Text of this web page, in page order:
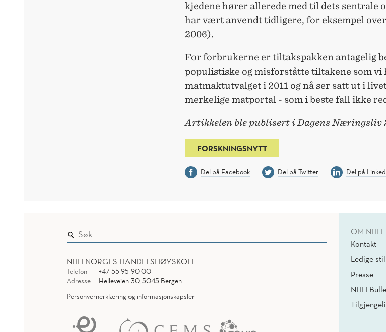
kjedene hører allerede med til dets sentrale
har vært anvendt tidligere, for eksempel
2006).
For forbrukerne er tiltakspakken antagelig
populistiske og misforståtte tiltakene som vi
matmaktutvalget i 2011 og nå ser satt ut i
merkelige matportal - som i beste fall ikke
Artikkelen ble publisert i Dagens Næringsliv
FORSKNINGSNYTT
Del på Facebook Del på Twitter Del på
NHH NORGES HANDELSHØYSKOLE
Telefon
+47 55 95 90 00
Adresse
Helleveien 30, 5045 Bergen
Personvernerklæring og informasjonskapsler
OM NHH
Kontakt
Ledige
Presse
NHH